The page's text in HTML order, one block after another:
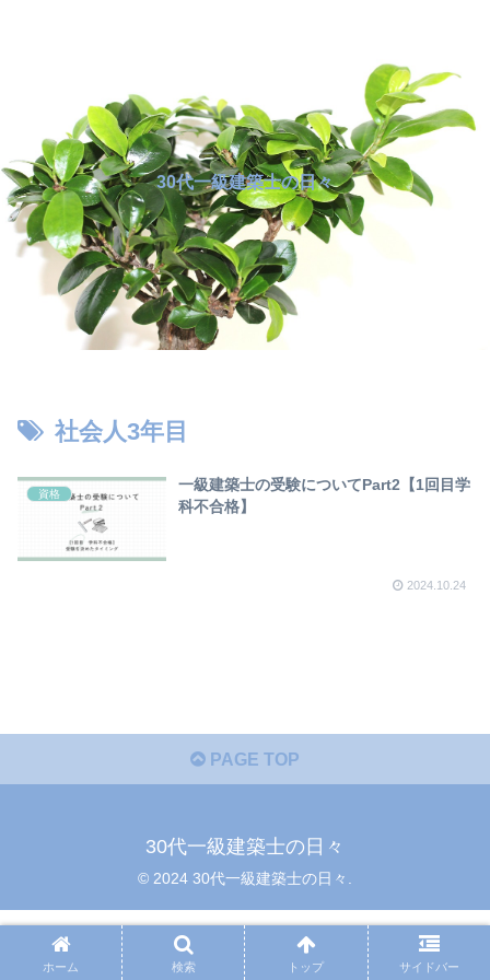
30代一級建築士の日々
社会人3年目
資格
一級建築士の受験についてPart2【1回目学
科不合格】
2024.10.24
PAGE TOP
30代一級建築士の日々
© 2024 30代一級建築士の日々.
ホーム 検索 トップ サイドバー